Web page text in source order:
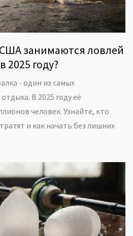
занимаются ловлей
году?
- один из самых
В 2025 году её
человек. Узнайте, кто
и как начать без лишних